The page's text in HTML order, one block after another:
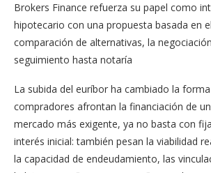
Brokers Finance refuerza su papel como
hipotecario con una propuesta basada en
comparación de alternativas, la
seguimiento hasta notaría
La subida del euríbor ha cambiado la
compradores afrontan la financiación de
mercado más exigente, ya no basta con
interés inicial: también pesan la viabilidad
la capacidad de endeudamiento, las